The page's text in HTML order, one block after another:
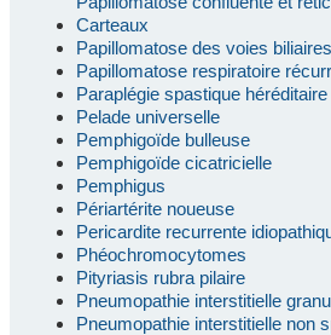
Carteaux
Papillomatose des voies biliaires
Papillomatose respiratoire
Paraplégie spastique héréditaire
Pelade universelle
Pemphigoïde bulleuse
Pemphigoïde cicatricielle
Pemphigus
Périartérite noueuse
Pericardite recurrente
Phéochromocytomes
Pityriasis rubra pilaire
Pneumopathie interstitielle
Pneumopathie interstitielle non